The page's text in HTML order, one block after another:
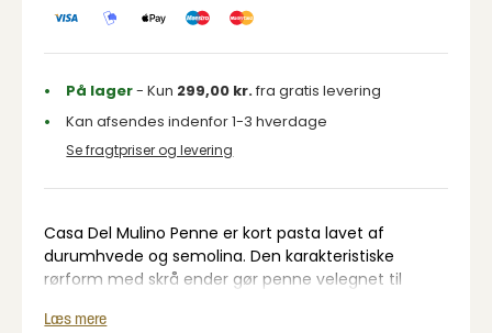
På lager- Kun 299,00 kr.fra gratis levering
Kan afsendes indenfor 1-3 hverdage
Se fragtpriser og levering
Casa Del Mulino Penne er kort pasta lavet af
durumhvede og semolina. Den karakteristiske
rørform med skrå ender gør penne velegnet til
Læs mere